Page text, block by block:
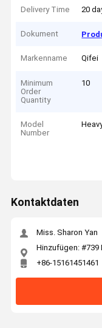
Delivery Time 20
Dokument
Markenname Qifei
Minimum
Order
Quantity
10
Model
Number
Kontaktdaten
Miss. Sharon Yan
Hinzufügen: #739
+86-15161451461